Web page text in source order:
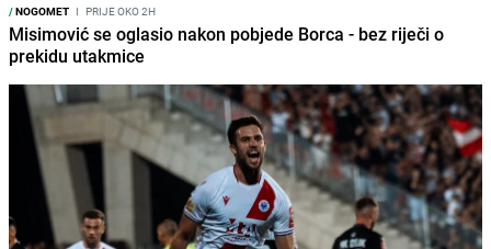
/NOGOMET I PRIJE OKO 2H
Misimović se oglasio nakon pobjede Borca - bez riječi o
prekidu utakmice